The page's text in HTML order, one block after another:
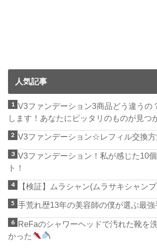
人気記事
V3ファンデーション3商品どう違うの
します！あなたにピッタリのものが見つ
V3ファンデーション☆レフィル交換方
V3ファンデーション！私が感じた10
ト！
【検証】ムラシャン(ムラサキシャン
手荒れ歴13年の美容師の僕が選ぶ最
ReFaのシャワーヘッドで汚れた靴を
かった